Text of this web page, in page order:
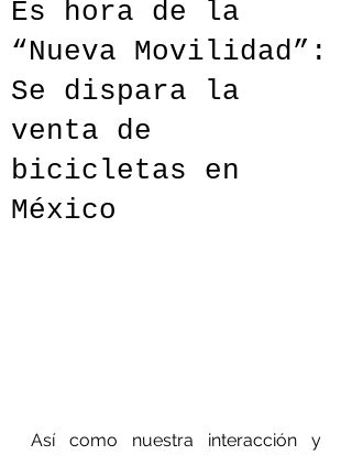
Es hora de la
“Nueva Movilidad”:
Se dispara la
venta de
bicicletas en
México
Así como nuestra interacción y